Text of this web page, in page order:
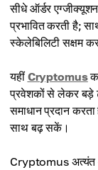
सीधे ऑर्डर
प्रभावित करती है;
स्केलेबिलिटी सक्षम
यहींCryptomus
प्रवेशकों से लेकर बड़े
समाधान प्रदान
साथ बढ़ सकें।
Cryptomus